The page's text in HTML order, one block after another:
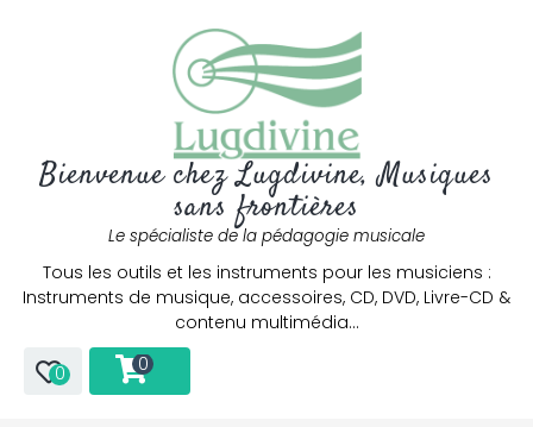
Bienvenue chez Lugdivine, Musiques
sans frontières
Le spécialiste de la pédagogie musicale
Tous les outils et les instruments pour les musiciens :
Instruments de musique, accessoires, CD, DVD, Livre-CD &
contenu multimédia…
0 0